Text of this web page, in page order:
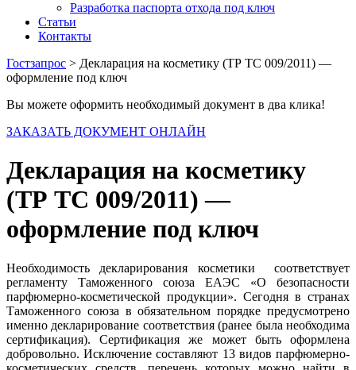
Разработка паспорта отхода под ключ
Статьи
Контакты
Гостзапрос > Декларация на косметику (ТР ТС 009/2011) —
оформление под ключ
Вы можете оформить необходимый документ в два клика!
ЗАКАЗАТЬ ДОКУМЕНТ ОНЛАЙН
Декларация на косметику
(ТР ТС 009/2011) —
оформление под ключ
Необходимость декларирования косметики соответствует
регламенту Таможенного союза ЕАЭС «О безопасности
парфюмерно-косметической продукции». Сегодня в странах
Таможенного союза в обязательном порядке предусмотрено
именно декларирование соответствия (ранее была необходима
сертификация). Сертификация же может быть оформлена
добровольно. Исключение составляют 13 видов парфюмерно-